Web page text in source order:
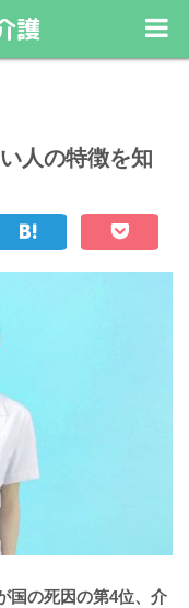
護
人の特徴を知
国の死因の第4位、介